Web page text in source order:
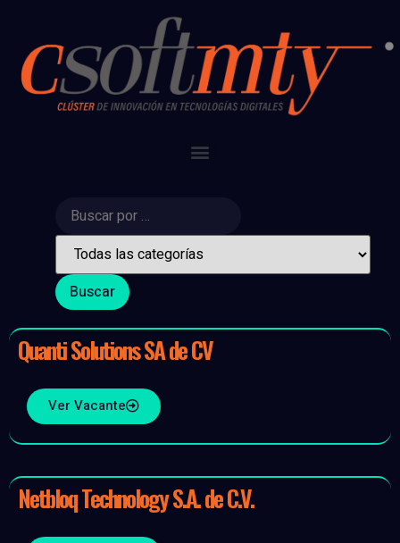
Quanti Solutions SA de CV
Ver Vacante
Netbloq Technology S.A. de C.V.